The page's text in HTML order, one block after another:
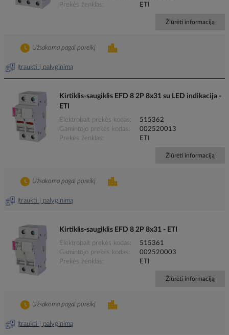
Prekės ženklas
ETI
Žiūrėti informaciją
Įtraukti į palyginimą
Užsakoma pagal poreikį
Kirtiklis-saugiklis EFD 8 2P 8x31 su LED indikacija -
ETI
Elektrobalt prekės kodas
515362
Gamintojo prekės kodas
002520013
Prekės ženklas
ETI
Žiūrėti informaciją
Įtraukti į palyginimą
Užsakoma pagal poreikį
Kirtiklis-saugiklis EFD 8 2P 8x31 - ETI
Elektrobalt prekės kodas
515361
Gamintojo prekės kodas
002520003
Prekės ženklas
ETI
Žiūrėti informaciją
Įtraukti į palyginimą
Užsakoma pagal poreikį